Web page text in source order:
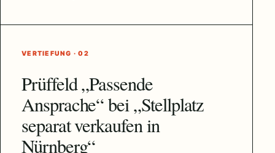
VERTIEFUNG · 02
Prüffeld „Passende
Ansprache“ bei „Stellplatz
separat verkaufen in
Nürnberg“